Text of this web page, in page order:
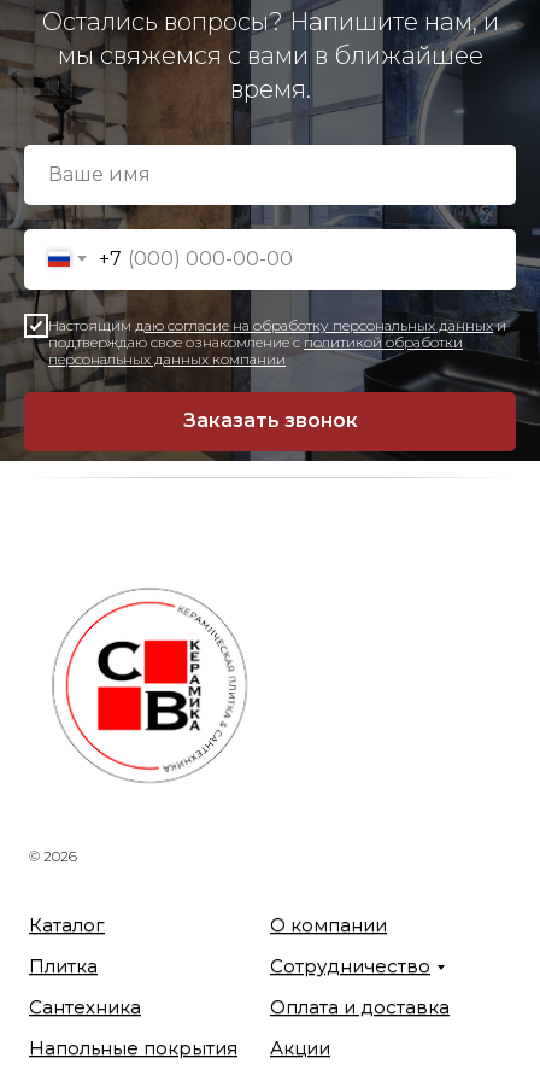
Остались вопросы? Напишите нам, и
мы свяжемся с вами в ближайшее
время.
+7
Настоящим даю согласие на обработку персональных данныхи
подтверждаю свое ознакомление с политикой обработки
персональных данных компании
Заказать звонок
© 2026
Каталог
Плитка
Сантехника
Напольные покрытия
О компании
Сотрудничество
Оплата и доставка
Акции